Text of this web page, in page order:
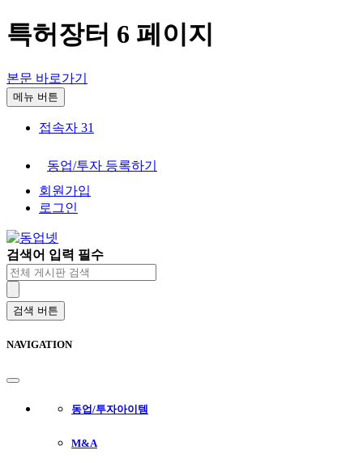
특허장터 6 페이지
본문 바로가기
메뉴 버튼
접속자 31
동업/투자 등록하기
회원가입
로그인
검색어 입력 필수
검색 버튼
NAVIGATION
동업/투자아이템
M&A